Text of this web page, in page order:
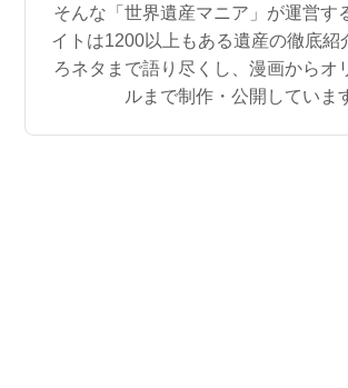
そんな「世界遺産マニア」が運営す
イトは1200以上もある遺産の徹底紹
ろネタまで語り尽くし、漫画からオ
ルまで制作・公開していま